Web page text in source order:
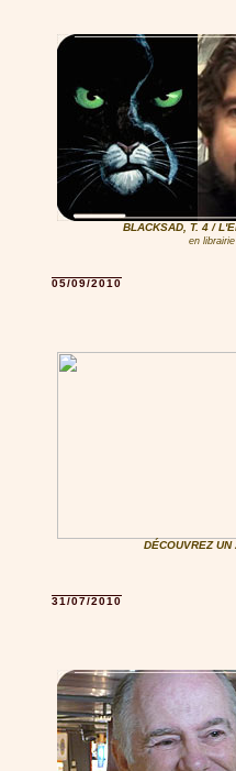
BLACKSAD, T. 4 /
en
05/09/2010
DÉCOUVREZ UN
31/07/2010